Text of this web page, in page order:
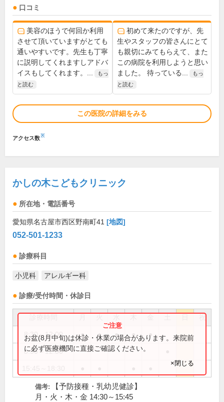
口コミ
美容のほうで何回か利用
させて頂いていますがとても
通いやすいです。先生も丁寧
に説明してくれますしアドバ
イスもしてくれます。...
もっ
と読む
初めて来たのですが、先
生やスタッフの皆さんにとて
も親切にみてもらえて、また
この病院を利用しようと思い
ました。 待っている...
もっ
と読む
この医院の詳細をみる
アクセス数※
かしの木こどもクリニック
所在地・電話番号
愛知県名古屋市西区野南町41 [地図]
052-501-1233
診療科目
小児科 アレルギー科
診療/受付時間・休診日
祝
8:30～12:00 ● ● ● ● ●
8:30～12:30
お盆(8月中旬)は休診・休業の場合があります。来院前
に必ず医療機関に直接ご確認ください。
×閉じる
備考:
【予防接種・乳幼児健診】
月・火・木・金 14:30～15:45